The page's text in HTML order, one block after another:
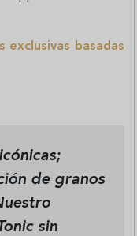
exclusivas basadas
de granos
sin